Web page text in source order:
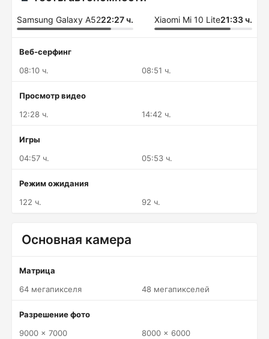
Samsung Galaxy A5222:27 ч. Xiaomi Mi 10 Lite21:33 ч.
Веб-серфинг
08:10 ч.
08:51 ч.
Просмотр видео
12:28 ч.
14:42 ч.
Игры
04:57 ч.
05:53 ч.
Режим ожидания
122 ч.
92 ч.
Основная камера
Матрица
64 мегапикселя
48 мегапикселей
Разрешение фото
9000 x 7000
8000 x 6000